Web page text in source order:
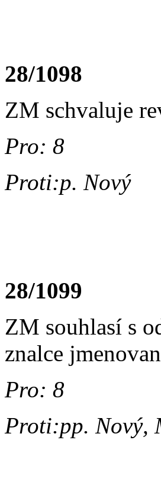
28/1098
ZM schvaluje
Pro: 8
Proti:p. Nový
28/1099
ZM souhlasí s
znalce
Pro: 8
Proti:pp. Nový,